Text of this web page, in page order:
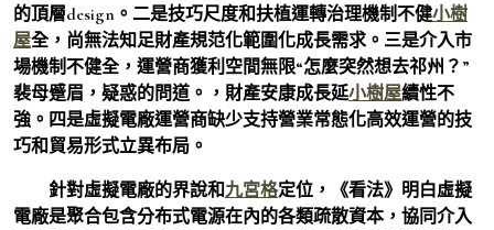
的頂層design。二是技巧尺度和扶植運轉治理機制不健小樹
屋全，尚無法知足財產規范化範圍化成長需求。三是介入市
場機制不健全，運營商獲利空間無限“怎麼突然想去祁州？”
裴母蹙眉，疑惑的問道。，財產安康成長延小樹屋續性不
強。四是虛擬電廠運營商缺少支持營業常態化高效運營的技
巧和貿易形式立異布局。
針對虛擬電廠的界說和九宮格定位，《看法》明白虛擬
電廠是聚合包含分布式電源在內的各類疏散資本，協同介入